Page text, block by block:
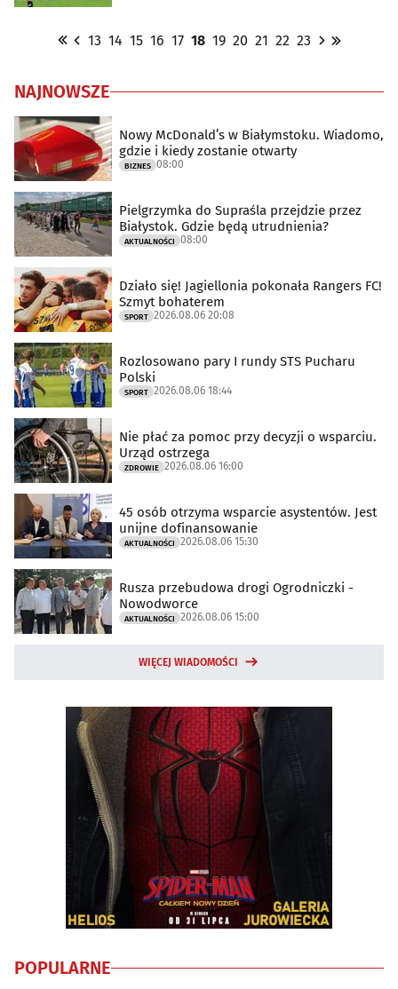
13 14 15 16 17 18 19 20 21 22 23
NAJNOWSZE
Nowy McDonald’s w Białymstoku. Wiadomo,
gdzie i kiedy zostanie otwarty
BIZNES 08:00
Pielgrzymka do Supraśla przejdzie przez
Białystok. Gdzie będą utrudnienia?
AKTUALNOŚCI 08:00
Działo się! Jagiellonia pokonała Rangers FC!
Szmyt bohaterem
SPORT 2026.08.06 20:08
Rozlosowano pary I rundy STS Pucharu
Polski
SPORT 2026.08.06 18:44
Nie płać za pomoc przy decyzji o wsparciu.
Urząd ostrzega
ZDROWIE 2026.08.06 16:00
45 osób otrzyma wsparcie asystentów. Jest
unijne dofinansowanie
AKTUALNOŚCI 2026.08.06 15:30
Rusza przebudowa drogi Ogrodniczki -
Nowodworce
AKTUALNOŚCI 2026.08.06 15:00
WIĘCEJ WIADOMOŚCI
POPULARNE